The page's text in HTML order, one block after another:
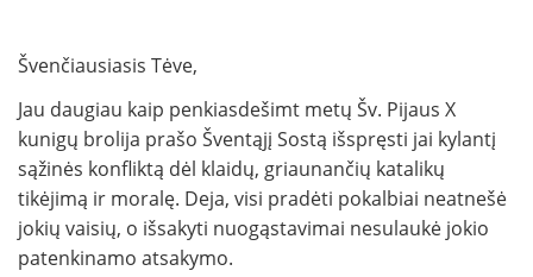
Švenčiausiasis Tėve,
Jau daugiau kaip penkiasdešimt metų Šv. Pijaus X
kunigų brolija prašo Šventąjį Sostą išspręsti jai kylantį
sąžinės konfliktą dėl klaidų, griaunančių katalikų
tikėjimą ir moralę. Deja, visi pradėti pokalbiai neatnešė
jokių vaisių, o išsakyti nuogąstavimai nesulaukė jokio
patenkinamo atsakymo.